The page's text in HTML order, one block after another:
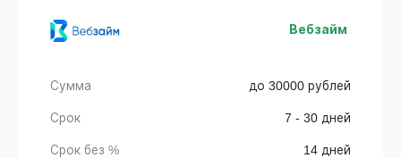
Вебзайм
Сумма до 30000 рублей
Срок 7 - 30 дней
Срок без % 14 дней